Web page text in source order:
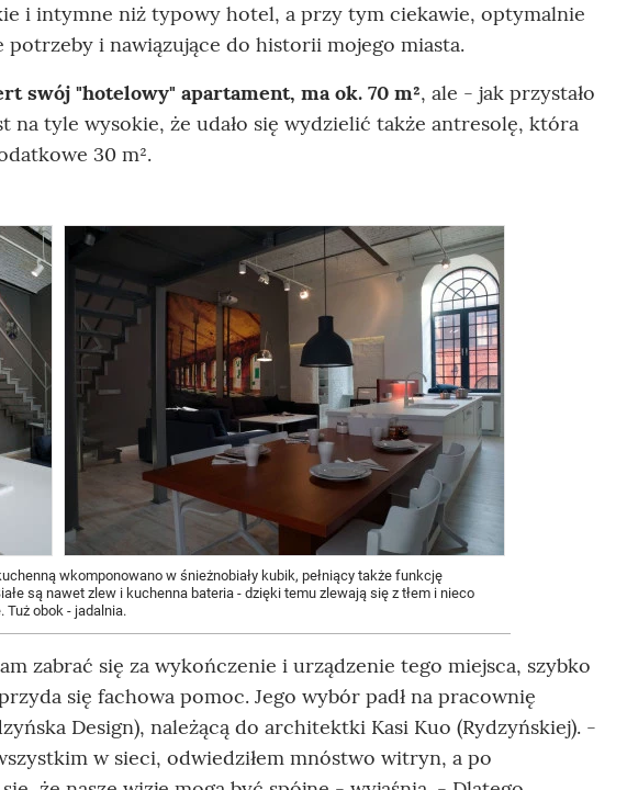
i intymne niż typowy hotel, a przy tym ciekawie, optymalnie
potrzeby i nawiązujące do historii mojego miasta.
swój "hotelowy" apartament, ma ok. 70 m², ale - jak przystało
na tyle wysokie, że udało się wydzielić także antresolę, która
30 m².
wkomponowano w śnieżnobiały kubik, pełniący także funkcję
są nawet zlew i kuchenna bateria - dzięki temu zlewają się z tłem i nieco
Tuż obok - jadalnia.
zabrać się za wykończenie i urządzenie tego miejsca, szybko
się fachowa pomoc. Jego wybór padł na pracownię
Design), należącą do architektki Kasi Kuo (Rydzyńskiej). -
w sieci, odwiedziłem mnóstwo witryn, a po